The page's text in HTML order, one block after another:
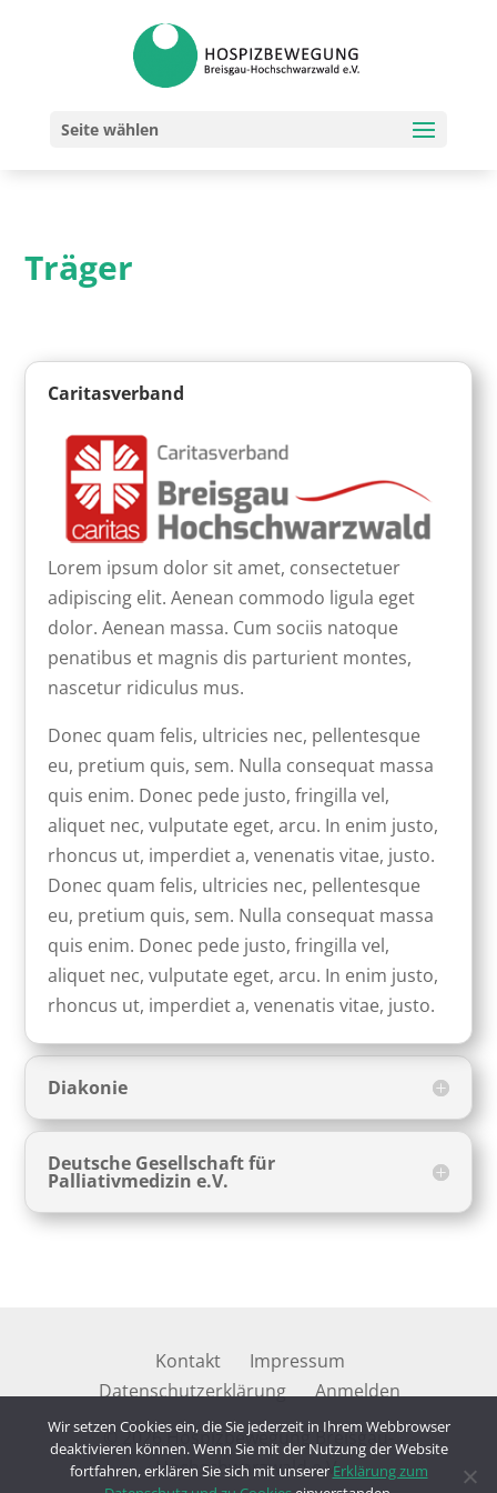
Seite wählen
Träger
Caritasverband
Lorem ipsum dolor sit amet, consectetuer
adipiscing elit. Aenean commodo ligula eget
dolor. Aenean massa. Cum sociis natoque
penatibus et magnis dis parturient montes,
nascetur ridiculus mus.
Donec quam felis, ultricies nec, pellentesque
eu, pretium quis, sem. Nulla consequat massa
quis enim. Donec pede justo, fringilla vel,
aliquet nec, vulputate eget, arcu. In enim justo,
rhoncus ut, imperdiet a, venenatis vitae, justo.
Donec quam felis, ultricies nec, pellentesque
eu, pretium quis, sem. Nulla consequat massa
quis enim. Donec pede justo, fringilla vel,
aliquet nec, vulputate eget, arcu. In enim justo,
rhoncus ut, imperdiet a, venenatis vitae, justo.
Diakonie
Deutsche Gesellschaft für
Palliativmedizin e.V.
Kontakt
Impressum
Datenschutzerklärung
Anmelden
© 2026 Hospizbewegung Breisgau-
Hochschwarzwald e.V.
Wir setzen Cookies ein, die Sie jederzeit in Ihrem Webbrowser
deaktivieren können. Wenn Sie mit der Nutzung der Website
fortfahren, erklären Sie sich mit unserer Erklärung zum